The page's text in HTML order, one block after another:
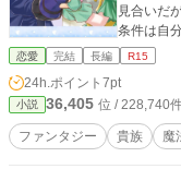
見合いだ
条件は自分に
最高では…
恋愛 完結 長編 R15
24h.ポイント 7pt
小説 36,405 位 / 228,740
ファンタジー 貴族 魔